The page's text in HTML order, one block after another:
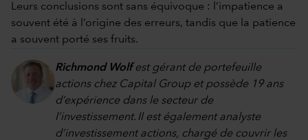
Leurs conclusions sont sans équivoque : l’impatience a
souvent été à l’origine des erreurs, tandis que la patience
a souvent porté ses fruits.
Richmond Wolfest gérant de portefeuille
actions chez Capital Group et possède 19 ans
d’expérience dans le secteur de
l’investissement. Il est également analyste
d’investissement actions, chargé de couvrir les